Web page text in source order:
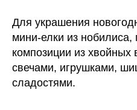
Для украшения
мини-елки из нобилиса,
композиции из хвойных
свечами, игрушками,
сладостями.